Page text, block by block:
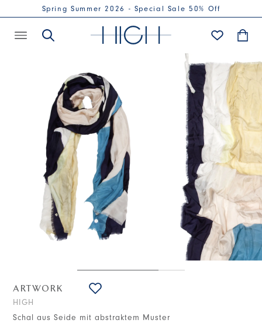
Spring Summer 2026 - Special Sale 50% Off
ARTWORK
HIGH
Schal aus Seide mit abstraktem Muster